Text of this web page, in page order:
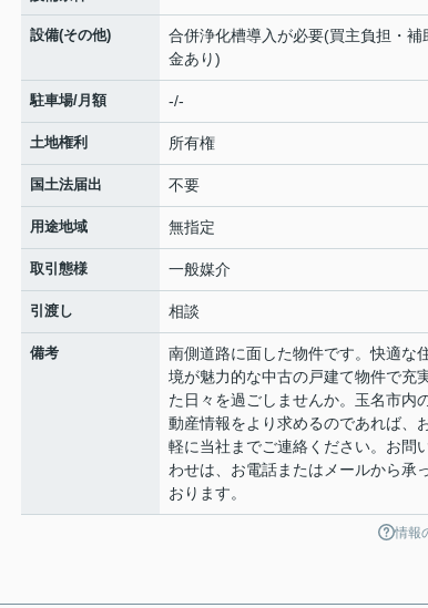
設備(その他)
合併浄化槽導入が必要(買主負担・補
金あり)
駐車場/月額 -/-
土地権利 所有権
国土法届出 不要
用途地域 無指定
取引態様 一般媒介
引渡し 相談
備考
南側道路に面した物件です。快適な
境が魅力的な中古の戸建て物件で充
た日々を過ごしませんか。玉名市内
動産情報をより求めるのであれば、
軽に当社までご連絡ください。お問
わせは、お電話またはメールから承
おります。
情報